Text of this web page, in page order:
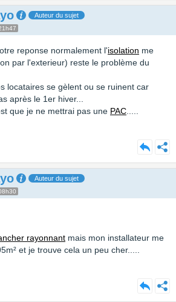
Auteur du sujet
reponse normalement l'isolation me
par l'exterieur) reste le problème du
locataires se gèlent ou se ruinent car
après le 1er hiver...
que je ne mettrai pas une PAC
Auteur du sujet
rayonnant mais mon installateur me
et je trouve cela un peu cher.....